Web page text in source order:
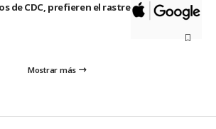
de CDC, prefieren el rastreo de Apple y
Mostrar más